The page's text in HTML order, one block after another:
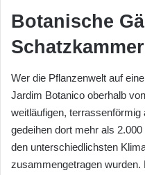
Botanische
Wer die Pflanzenwelt auf
Jardim Botanico oberhalb
weitläufigen,
gedeihen dort mehr als
den unterschiedlichsten
zusammengetragen wurden.